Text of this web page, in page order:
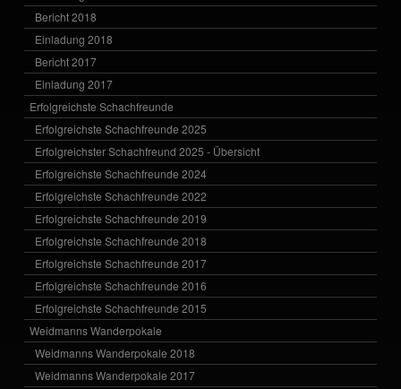
Bericht 2018
Einladung 2018
Bericht 2017
Einladung 2017
Erfolgreichste Schachfreunde
Erfolgreichste Schachfreunde 2025
Erfolgreichster Schachfreund 2025 - Übersicht
Erfolgreichste Schachfreunde 2024
Erfolgreichste Schachfreunde 2022
Erfolgreichste Schachfreunde 2019
Erfolgreichste Schachfreunde 2018
Erfolgreichste Schachfreunde 2017
Erfolgreichste Schachfreunde 2016
Erfolgreichste Schachfreunde 2015
Weidmanns Wanderpokale
Weidmanns Wanderpokale 2018
Weidmanns Wanderpokale 2017